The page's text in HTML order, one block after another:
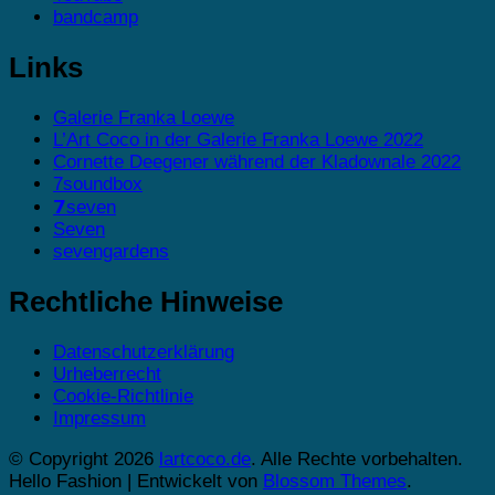
bandcamp
Links
Galerie Franka Loewe
L’Art Coco in der Galerie Franka Loewe 2022
Cornette Deegener während der Kladownale 2022
7soundbox
𝟳seven
Seven
sevengardens
Rechtliche Hinweise
Datenschutzerklärung
Urheberrecht
Cookie-Richtlinie
Impressum
© Copyright 2026 lartcoco.de. Alle Rechte vorbehalten.
Hello Fashion | Entwickelt von Blossom Themes.